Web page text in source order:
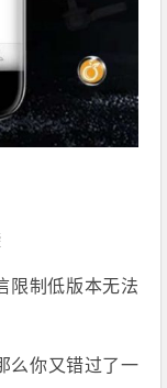
限制低版本无法
么你又错过了一